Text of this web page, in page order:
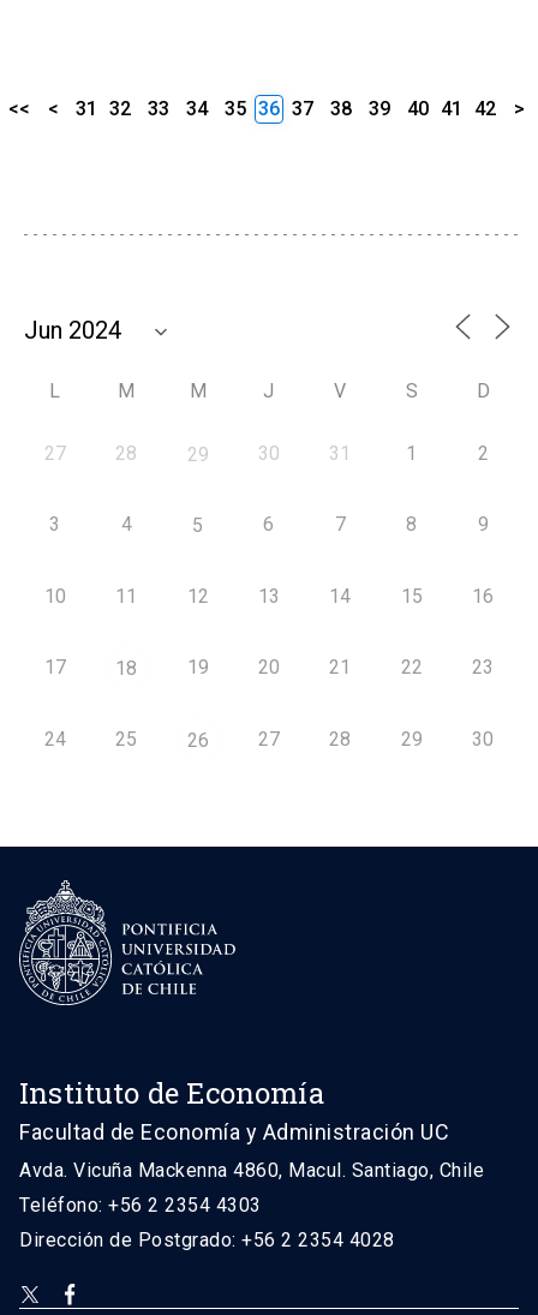
<< < 31 32 33 34 35 36 37 38 39 40 41 42 >
L M M J V S D
27 28 29 30 31 1 2
3 4 5 6 7 8 9
10 11 12 13 14 15 16
17 18 19 20 21 22 23
24 25 26 27 28 29 30
Instituto de Economía
Facultad de Economía y Administración UC
Avda. Vicuña Mackenna 4860, Macul. Santiago, Chile
Teléfono: +56 2 2354 4303
Dirección de Postgrado: +56 2 2354 4028